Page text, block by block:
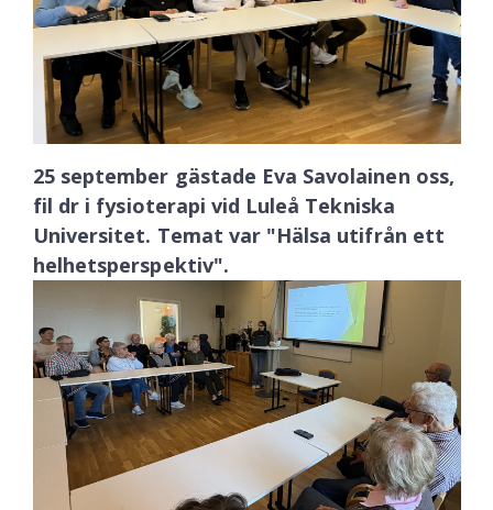
25 september gästade Eva Savolainen oss,
fil dr i fysioterapi vid Luleå Tekniska
Universitet. Temat var "Hälsa utifrån ett
helhetsperspektiv".